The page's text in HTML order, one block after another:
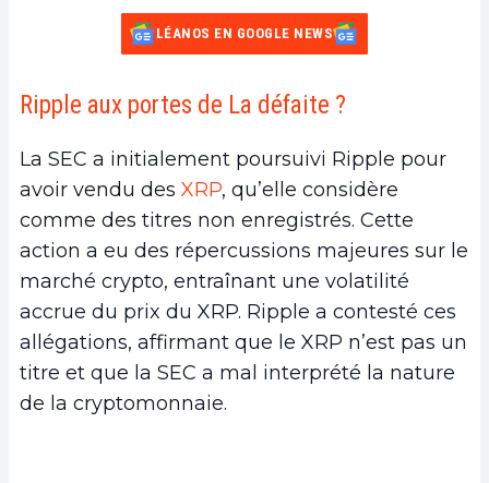
LÉANOS EN GOOGLE NEWS
Ripple aux portes de La défaite ?
La SEC a initialement poursuivi Ripple pour
avoir vendu des XRP, qu’elle considère
comme des titres non enregistrés. Cette
action a eu des répercussions majeures sur le
marché crypto, entraînant une volatilité
accrue du prix du XRP. Ripple a contesté ces
allégations, affirmant que le XRP n’est pas un
titre et que la SEC a mal interprété la nature
de la cryptomonnaie.